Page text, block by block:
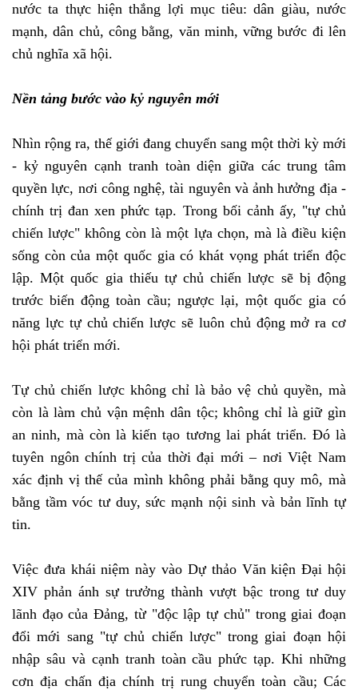
nước ta thực hiện thắng lợi mục tiêu: dân giàu, nước
mạnh, dân chủ, công bằng, văn minh, vững bước đi lên
chủ nghĩa xã hội.
Nền tảng bước vào kỷ nguyên mới
Nhìn rộng ra, thế giới đang chuyển sang một thời kỳ mới
- kỷ nguyên cạnh tranh toàn diện giữa các trung tâm
quyền lực, nơi công nghệ, tài nguyên và ảnh hưởng địa -
chính trị đan xen phức tạp. Trong bối cảnh ấy, "tự chủ
chiến lược" không còn là một lựa chọn, mà là điều kiện
sống còn của một quốc gia có khát vọng phát triển độc
lập. Một quốc gia thiếu tự chủ chiến lược sẽ bị động
trước biến động toàn cầu; ngược lại, một quốc gia có
năng lực tự chủ chiến lược sẽ luôn chủ động mở ra cơ
hội phát triển mới.
Tự chủ chiến lược không chỉ là bảo vệ chủ quyền, mà
còn là làm chủ vận mệnh dân tộc; không chỉ là giữ gìn
an ninh, mà còn là kiến tạo tương lai phát triển. Đó là
tuyên ngôn chính trị của thời đại mới – nơi Việt Nam
xác định vị thế của mình không phải bằng quy mô, mà
bằng tầm vóc tư duy, sức mạnh nội sinh và bản lĩnh tự
tin.
Việc đưa khái niệm này vào Dự thảo Văn kiện Đại hội
XIV phản ánh sự trưởng thành vượt bậc trong tư duy
lãnh đạo của Đảng, từ "độc lập tự chủ" trong giai đoạn
đổi mới sang "tự chủ chiến lược" trong giai đoạn hội
nhập sâu và cạnh tranh toàn cầu phức tạp. Khi những
cơn địa chấn địa chính trị rung chuyển toàn cầu; Các